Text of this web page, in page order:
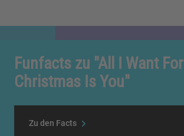
Funfacts zu "All I Want For
Christmas Is You"
Zu den Facts